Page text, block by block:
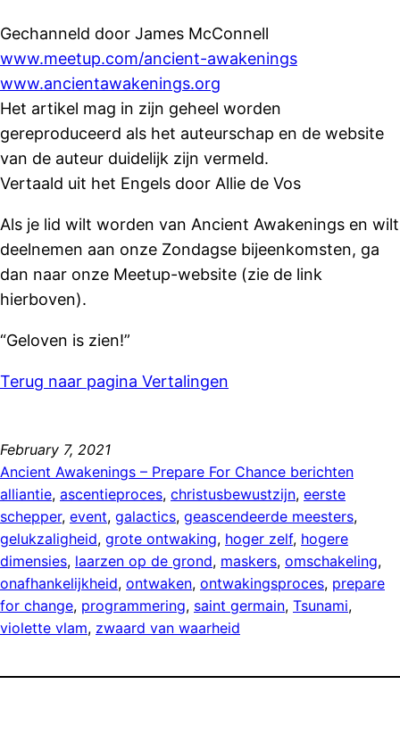
Gechanneld door James McConnell
www.meetup.com/ancient-awakenings
www.ancientawakenings.org
Het artikel mag in zijn geheel worden
gereproduceerd als het auteurschap en de website
van de auteur duidelijk zijn vermeld.
Vertaald uit het Engels door Allie de Vos
Als je lid wilt worden van Ancient Awakenings en wilt
deelnemen aan onze Zondagse bijeenkomsten, ga
dan naar onze Meetup-website (zie de link
hierboven).
“Geloven is zien!”
Terug naar pagina Vertalingen
February 7, 2021
Ancient Awakenings – Prepare For Chance berichten
alliantie, ascentieproces, christusbewustzijn, eerste
schepper, event, galactics, geascendeerde meesters
gelukzaligheid, grote ontwaking, hoger zelf, hogere
dimensies, laarzen op de grond, maskers, omschakeling
onafhankelijkheid, ontwaken, ontwakingsproces, prepare
for change, programmering, saint germain, Tsunami
violette vlam, zwaard van waarheid